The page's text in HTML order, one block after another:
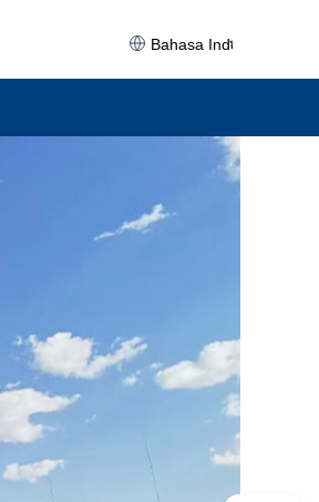
Bahasa Indonesia